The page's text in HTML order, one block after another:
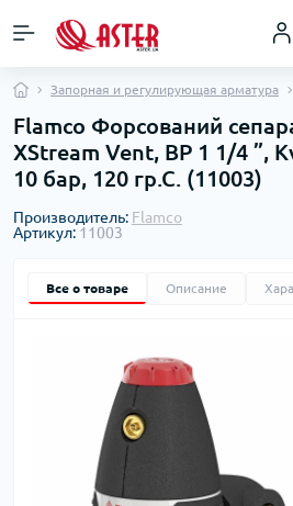
Запорная и регулирующая арматура
Flamco Форсований
XStream Vent, ВР 1 1/4 ”,
10 бар, 120 гр.С. (11003)
Производитель: Flamco
Артикул: 11003
Все о товаре Описание